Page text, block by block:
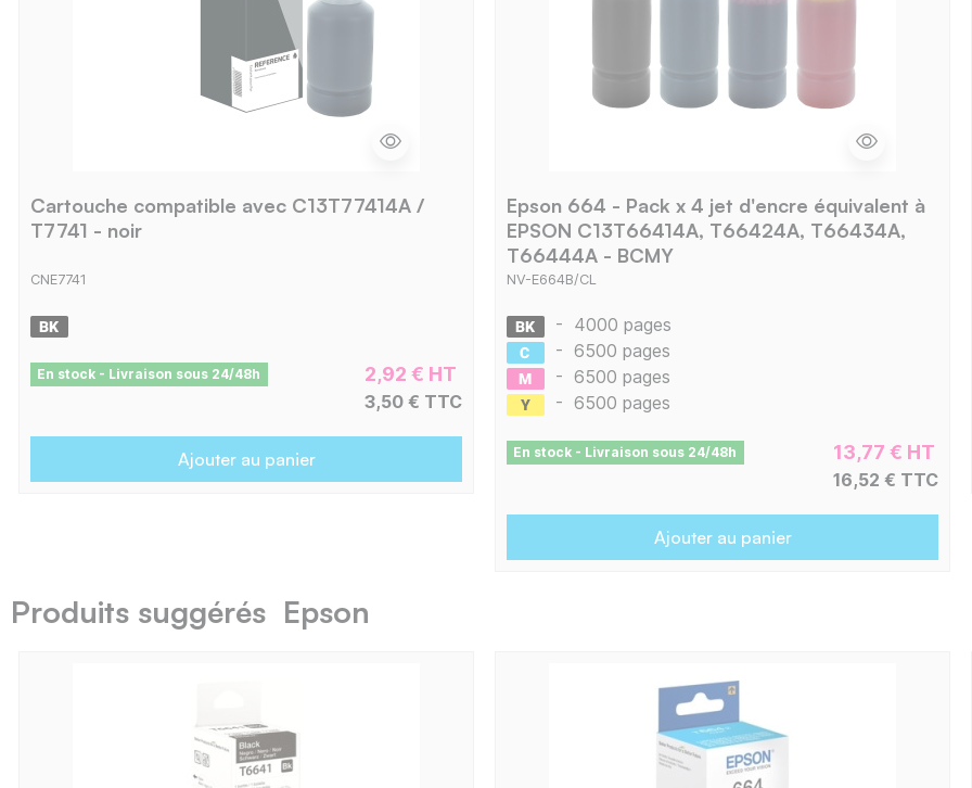
Cartouche compatible avec C13T77414A /
T7741 - noir
CNE7741
En stock - Livraison sous 24/48h 2,92 € HT
3,50 € TTC
Ajouter au panier
Epson 664 - Pack x 4 jet d'encre équivalent à
EPSON C13T66414A, T66424A, T66434A,
T66444A - BCMY
NV-E664B/CL
- 4000 pages
- 6500 pages
- 6500 pages
- 6500 pages
En stock - Livraison sous 24/48h 13,77 € HT
16,52 € TTC
Ajouter au panier
Produits suggérés Epson